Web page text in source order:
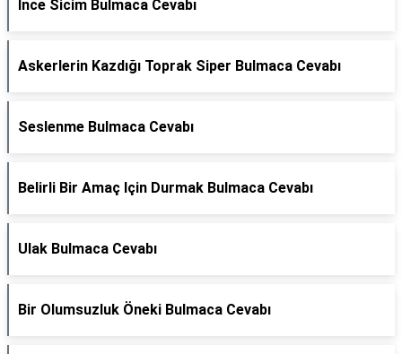
İnce Sicim Bulmaca Cevabı
Askerlerin Kazdığı Toprak Siper Bulmaca Cevabı
Seslenme Bulmaca Cevabı
Belirli Bir Amaç Için Durmak Bulmaca Cevabı
Ulak Bulmaca Cevabı
Bir Olumsuzluk Öneki Bulmaca Cevabı